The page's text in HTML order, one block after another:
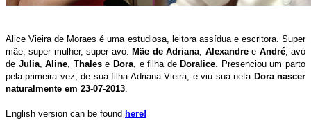
Alice Vieira de Moraes é uma estudiosa, leitora assídua e escritora. Super
mãe, super mulher, super avó.Mãe de Adriana Alexandree André, avó
de Julia, Aline Thalese Dora, e filha deDoralice . Presenciou um parto
pela primeira vez, de sua filha Adriana Vieira, e viu sua neta Dora nascer
naturalmente em 23-07-2013
English version can be found here!